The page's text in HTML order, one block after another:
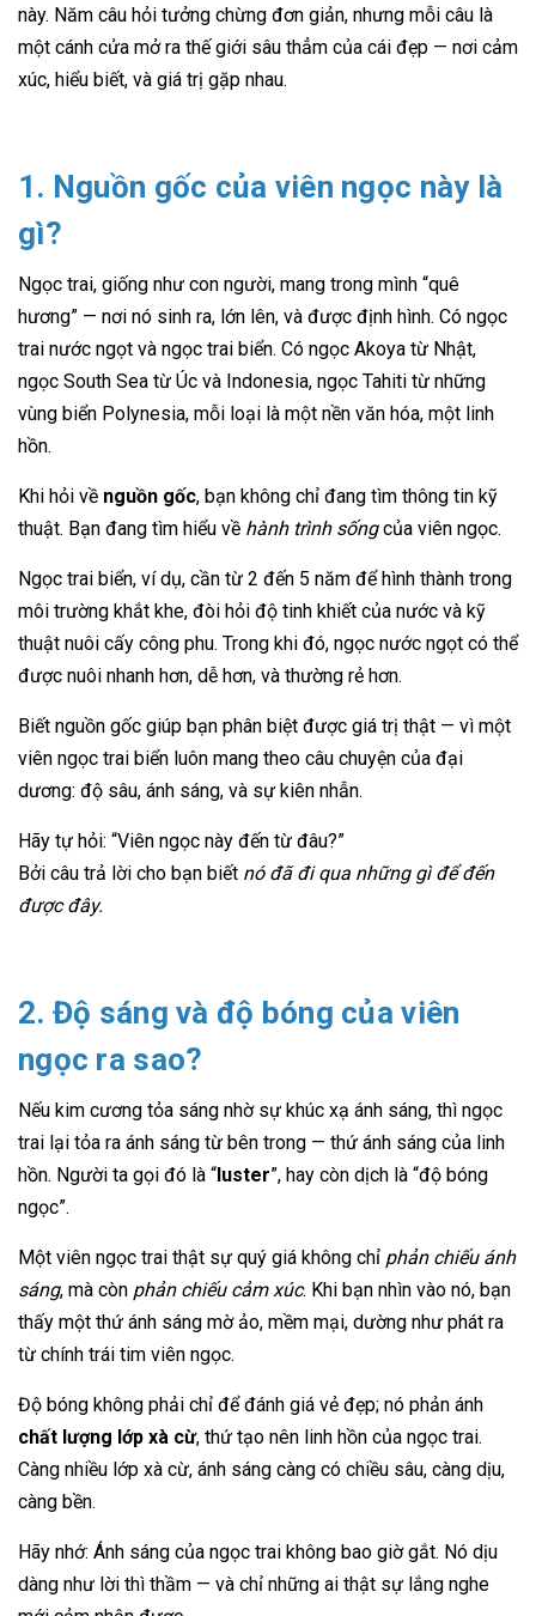
này. Năm câu hỏi tưởng chừng đơn giản, nhưng mỗi câu là
một cánh cửa mở ra thế giới sâu thẳm của cái đẹp — nơi cảm
xúc, hiểu biết, và giá trị gặp nhau.
1. Nguồn gốc của viên ngọc này là
gì?
Ngọc trai, giống như con người, mang trong mình “quê
hương” — nơi nó sinh ra, lớn lên, và được định hình. Có ngọc
trai nước ngọt và ngọc trai biển. Có ngọc Akoya từ Nhật,
ngọc South Sea từ Úc và Indonesia, ngọc Tahiti từ những
vùng biển Polynesia, mỗi loại là một nền văn hóa, một linh
hồn.
Khi hỏi về nguồn gốc, bạn không chỉ đang tìm thông tin kỹ
thuật. Bạn đang tìm hiểu về hành trình sốngcủa viên ngọc.
Ngọc trai biển, ví dụ, cần từ 2 đến 5 năm để hình thành trong
môi trường khắt khe, đòi hỏi độ tinh khiết của nước và kỹ
thuật nuôi cấy công phu. Trong khi đó, ngọc nước ngọt có thể
được nuôi nhanh hơn, dễ hơn, và thường rẻ hơn.
Biết nguồn gốc giúp bạn phân biệt được giá trị thật — vì một
viên ngọc trai biển luôn mang theo câu chuyện của đại
dương: độ sâu, ánh sáng, và sự kiên nhẫn.
Hãy tự hỏi: “Viên ngọc này đến từ đâu?”
Bởi câu trả lời cho bạn biết nó đã đi qua những gì để đến
được đây.
2. Độ sáng và độ bóng của viên
ngọc ra sao?
Nếu kim cương tỏa sáng nhờ sự khúc xạ ánh sáng, thì ngọc
trai lại tỏa ra ánh sáng từ bên trong — thứ ánh sáng của linh
hồn. Người ta gọi đó là “luster”, hay còn dịch là “độ bóng
ngọc”.
Một viên ngọc trai thật sự quý giá không chỉ phản chiếu ánh
sáng, mà còn phản chiếu cảm xúc. Khi bạn nhìn vào nó, bạn
thấy một thứ ánh sáng mờ ảo, mềm mại, dường như phát ra
từ chính trái tim viên ngọc.
Độ bóng không phải chỉ để đánh giá vẻ đẹp; nó phản ánh
chất lượng lớp xà cừ, thứ tạo nên linh hồn của ngọc trai.
Càng nhiều lớp xà cừ, ánh sáng càng có chiều sâu, càng dịu,
càng bền.
Hãy nhớ: Ánh sáng của ngọc trai không bao giờ gắt. Nó dịu
dàng như lời thì thầm — và chỉ những ai thật sự lắng nghe